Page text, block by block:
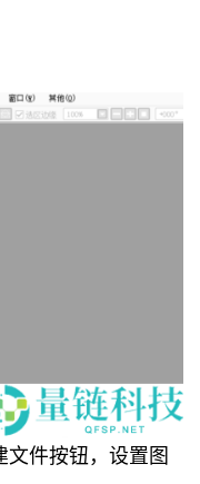
文件按钮，设置图